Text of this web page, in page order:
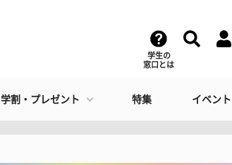
学生の
窓口とは
学割・プレゼント 特集 イベント